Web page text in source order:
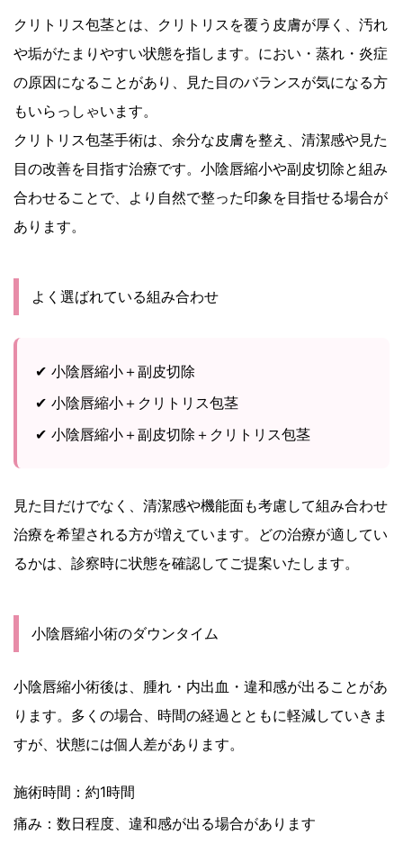
クリトリス包茎とは、クリトリスを覆う皮膚が厚く、汚れ
や垢がたまりやすい状態を指します。におい・蒸れ・炎症
の原因になることがあり、見た目のバランスが気になる方
もいらっしゃいます。
クリトリス包茎手術は、余分な皮膚を整え、清潔感や見た
目の改善を目指す治療です。小陰唇縮小や副皮切除と組み
合わせることで、より自然で整った印象を目指せる場合が
あります。
よく選ばれている組み合わせ
✔ 小陰唇縮小＋副皮切除
✔ 小陰唇縮小＋クリトリス包茎
✔ 小陰唇縮小＋副皮切除＋クリトリス包茎
見た目だけでなく、清潔感や機能面も考慮して組み合わせ
治療を希望される方が増えています。どの治療が適してい
るかは、診察時に状態を確認してご提案いたします。
小陰唇縮小術のダウンタイム
小陰唇縮小術後は、腫れ・内出血・違和感が出ることがあ
ります。多くの場合、時間の経過とともに軽減していきま
すが、状態には個人差があります。
施術時間：約1時間
痛み：数日程度、違和感が出る場合があります